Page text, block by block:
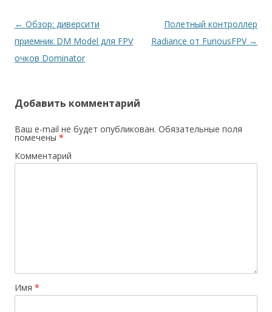
Навигация
по
записям
← Обзор: диверсити
приемник DM Model для FPV
очков Dominator
Полетный контроллер
Radiance от FuriousFPV →
Добавить комментарий
Ваш e-mail не будет опубликован. Обязательные поля
помечены *
Комментарий
Имя *